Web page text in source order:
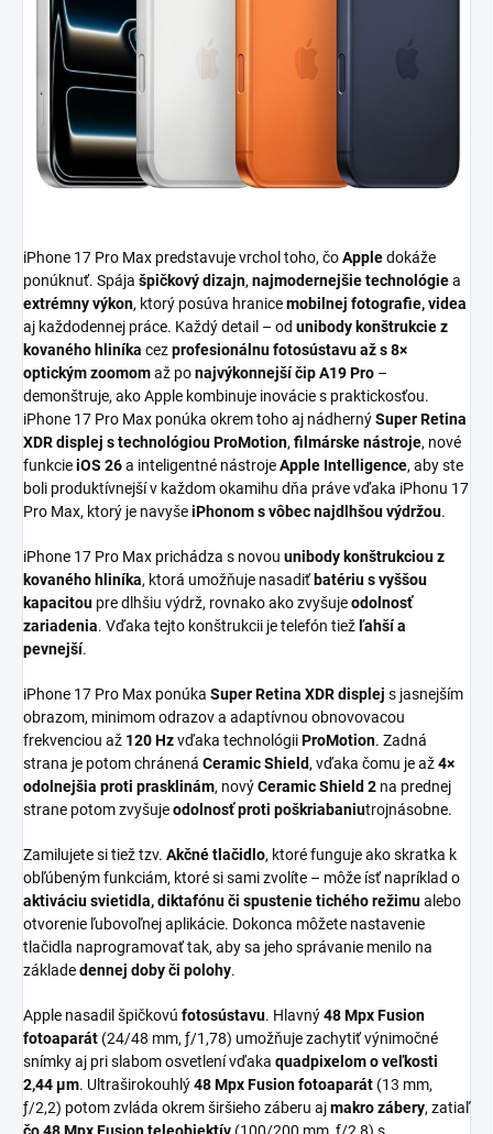
iPhone 17 Pro Max predstavuje vrchol toho, čoAppledokáže
ponúknuť. Spája špičkový dizajn, najmodernejšie technológiea
extrémny výkon, ktorý posúva hranicemobilnej fotografie, videa
aj každodennej práce. Každý detail – od unibody konštrukcie z
kovaného hliníka cezprofesionálnu fotosústavu až s 8×
optickým zoomomaž ponajvýkonnejší čip A19 Pro –
demonštruje, ako Apple kombinuje inovácie s praktickosťou.
iPhone 17 Pro Max ponúka okrem toho aj nádhernýSuper Retina
XDR displej s technológiou ProMotion, filmárske nástroje, nové
funkcieiOS 26a inteligentné nástrojeApple Intelligence, aby ste
boli produktívnejší v každom okamihu dňa práve vďaka iPhonu 17
Pro Max, ktorý je navyšeiPhonom s vôbec najdlhšou výdržou.
iPhone 17 Pro Max prichádza s novou unibody konštrukciou z
kovaného hliníka, ktorá umožňuje nasadiťbatériu s vyššou
kapacitou pre dlhšiu výdrž, rovnako ako zvyšujeodolnosť
zariadenia. Vďaka tejto konštrukcii je telefón tiežľahší a
pevnejší.
iPhone 17 Pro Max ponúka Super Retina XDR displej s jasnejším
obrazom, minimom odrazov a adaptívnou obnovovacou
frekvenciou až 120 Hzvďaka technológiiProMotion. Zadná
strana je potom chránená Ceramic Shield, vďaka čomu je až4×
odolnejšia proti prasklinám, novýCeramic Shield 2 na prednej
strane potom zvyšujeodolnosť proti poškriabaniutrojnásobne.
Zamilujete si tiež tzv. Akčné tlačidlo, ktoré funguje ako skratka k
obľúbeným funkciám, ktoré si sami zvolíte – môže ísť napríklad o
aktiváciu svietidla, diktafónu či spustenie tichého režimualebo
otvorenie ľubovoľnej aplikácie. Dokonca môžete nastavenie
tlačidla naprogramovať tak, aby sa jeho správanie menilo na
základedennej doby či polohy.
Apple nasadil špičkovú fotosústavu. Hlavný48 Mpx Fusion
fotoaparát (24/48 mm, ƒ/1,78) umožňuje zachytiť výnimočné
snímky aj pri slabom osvetlení vďaka quadpixelom o veľkosti
2,44 μm. Ultraširokouhlý48 Mpx Fusion fotoaparát (13 mm,
ƒ/2,2) potom zvláda okrem širšieho záberu ajmakro zábery, zatiaľ
čo48 Mpx Fusion teleobjektív (100/200 mm, ƒ/2,8) s